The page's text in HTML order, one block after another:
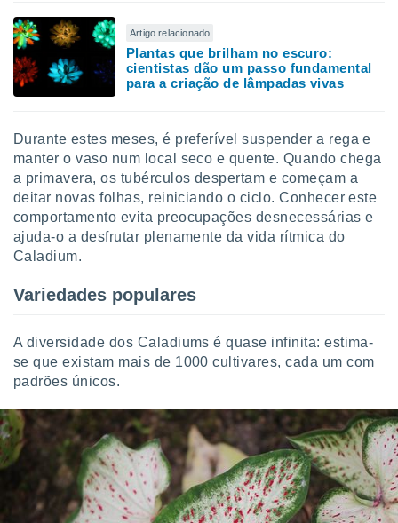
Artigo relacionado
Plantas que brilham no escuro:
cientistas dão um passo fundamental
para a criação de lâmpadas vivas
Durante estes meses, é preferível suspender a rega e
manter o vaso num local seco e quente. Quando chega
a primavera, os tubérculos despertam e começam a
deitar novas folhas, reiniciando o ciclo. Conhecer este
comportamento evita preocupações desnecessárias e
ajuda-o a desfrutar plenamente da vida rítmica do
Caladium.
Variedades populares
A diversidade dos Caladiums é quase infinita: estima-
se que existam mais de 1000 cultivares, cada um com
padrões únicos.